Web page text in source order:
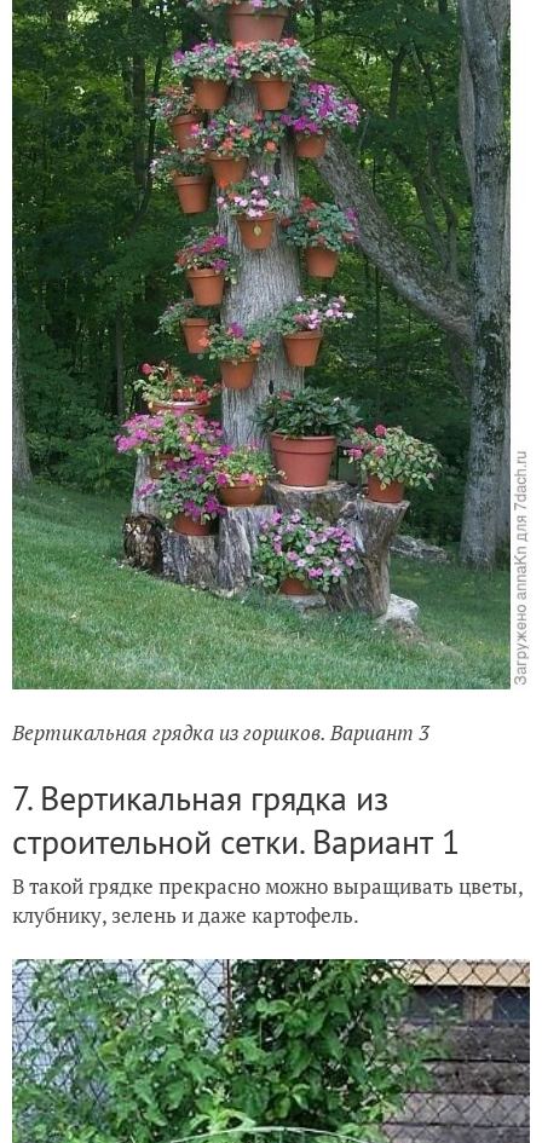
Вертикальная грядка из горшков. Вариант 3
7. Вертикальная грядка из
строительной сетки. Вариант 1
В такой грядке прекрасно можно выращивать цветы,
клубнику, зелень и даже картофель.